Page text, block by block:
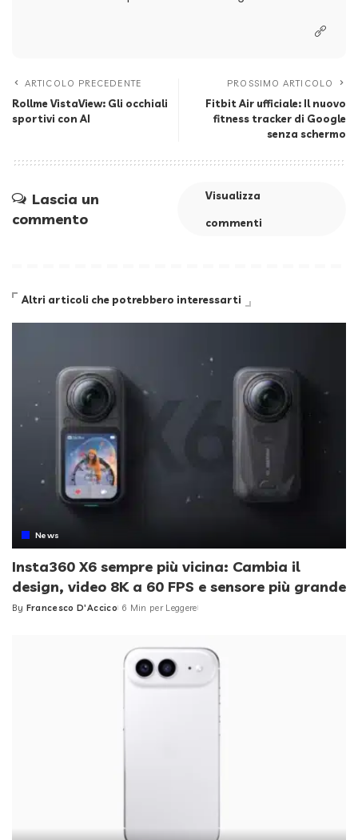
ARTICOLO PRECEDENTE
Rollme VistaView: Gli occhiali
sportivi con AI
PROSSIMO ARTICOLO
Fitbit Air ufficiale: Il nuovo
fitness tracker di Google
senza schermo
Lascia un
commento
Visualizza
commenti
Altri articoli che potrebbero interessarti
News
Insta360 X6 sempre più vicina: Cambia il
design, video 8K a 60 FPS e sensore più grande
Posted
By Francesco D'Accico 6 Min per Leggere